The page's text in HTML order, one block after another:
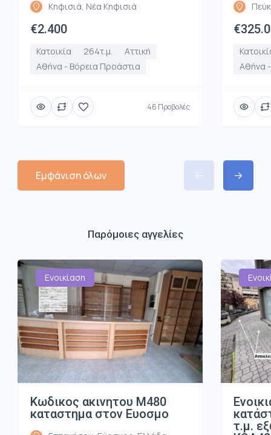
Κηφισιά, Νέα Κηφισιά
€2.400
Κατοικία 264τ.μ.
Αττική
Αθήνα - Βόρεια Προάστια
46 Προβολές
Αθήνα
Εμφάνιση όλων
Παρόμοιες αγγελίες
Ενοικίαση
Κωδικος ακινητου Μ480
καταστημα στον Ευοσμο
τ.μ.